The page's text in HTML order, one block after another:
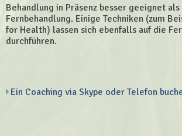
Behandlung in Präsenz besser geeignet als
Fernbehandlung. Einige Techniken (zum
for Health) lassen sich ebenfalls auf die
durchführen.
Ein Coaching via Skype oder Telefon